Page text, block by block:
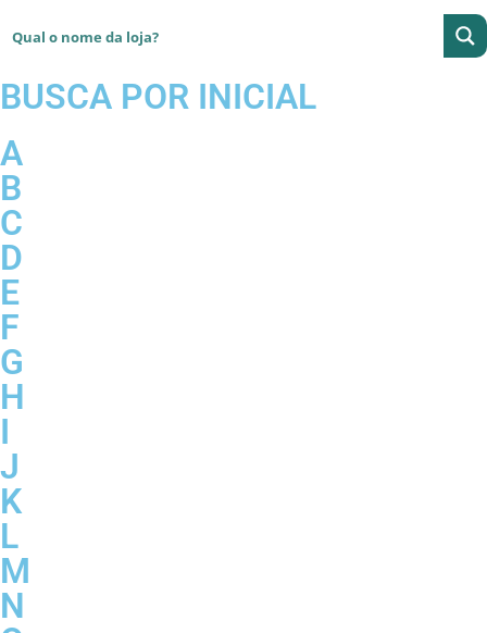
BUSCA POR INICIAL
A
B
C
D
E
F
G
H
I
J
K
L
M
N